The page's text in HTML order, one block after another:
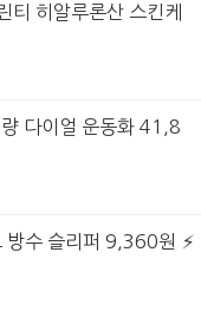
티 히알루론산 스킨케
다이얼 운동화 41,8
방수 슬리퍼 9,360원